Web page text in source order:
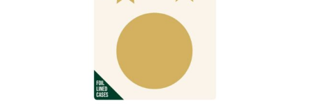
Wilfa - Glacier, Isterningmaskine
999,95DKK